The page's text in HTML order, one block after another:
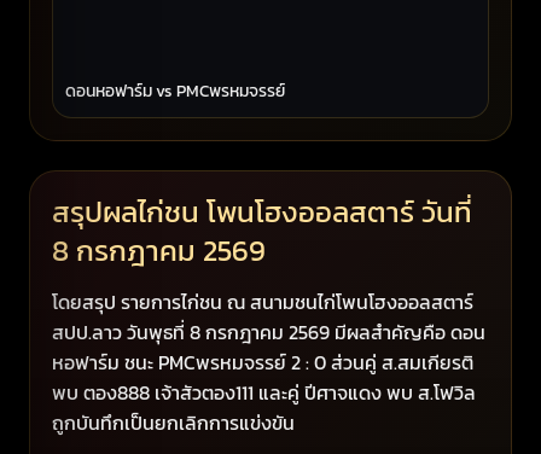
ดอนหอฟาร์ม vs PMCพรหมจรรย์
สรุปผลไก่ชน โพนโฮงออลสตาร์ วันที่
8 กรกฎาคม 2569
โดยสรุป รายการไก่ชน ณ สนามชนไก่โพนโฮงออลสตาร์
สปป.ลาว วันพุธที่ 8 กรกฎาคม 2569 มีผลสำคัญคือ ดอน
หอฟาร์ม ชนะ PMCพรหมจรรย์ 2 : 0 ส่วนคู่ ส.สมเกียรติ
พบ ตอง888 เจ้าสัวตอง111 และคู่ ปีศาจแดง พบ ส.โฟวิล
ถูกบันทึกเป็นยกเลิกการแข่งขัน